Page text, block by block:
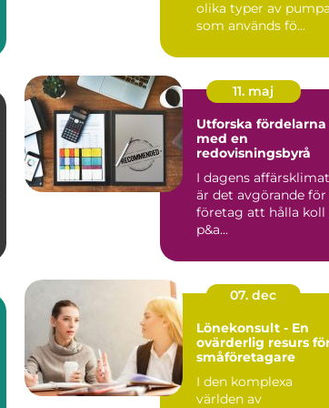
olika typer av
som används fö...
11. maj
Utforska fördelarna
med en
redovisningsbyrå
I dagens affärsklimat
är det avgörande för
företag att hålla koll
p&a...
07. dec
Lönekonsult - En
ovärderlig resurs
småföretagare
I den komplexa
världen av